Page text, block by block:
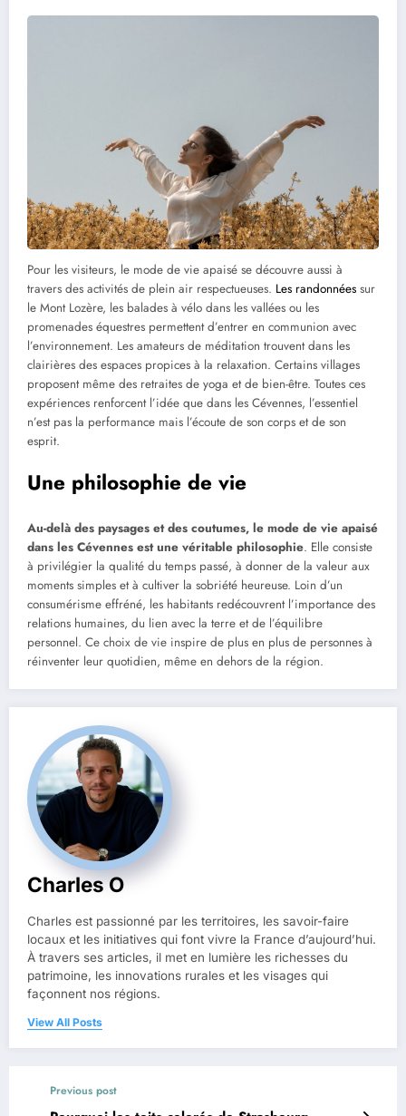
Pour les visiteurs, le mode de vie apaisé se découvre aussi à
travers des activités de plein air respectueuses. Les randonnées sur
le Mont Lozère, les balades à vélo dans les vallées ou les
promenades équestres permettent d’entrer en communion avec
l’environnement. Les amateurs de méditation trouvent dans les
clairières des espaces propices à la relaxation. Certains villages
proposent même des retraites de yoga et de bien-être. Toutes ces
expériences renforcent l’idée que dans les Cévennes, l’essentiel
n’est pas la performance mais l’écoute de son corps et de son
esprit.
Une philosophie de vie
Au-delà des paysages et des coutumes, le mode de vie apaisé
dans les Cévennes est une véritable philosophie. Elle consiste
à privilégier la qualité du temps passé, à donner de la valeur aux
moments simples et à cultiver la sobriété heureuse. Loin d’un
consumérisme effréné, les habitants redécouvrent l’importance des
relations humaines, du lien avec la terre et de l’équilibre
personnel. Ce choix de vie inspire de plus en plus de personnes à
réinventer leur quotidien, même en dehors de la région.
Charles O
Charles est passionné par les territoires, les savoir-faire
locaux et les initiatives qui font vivre la France d’aujourd’hui.
À travers ses articles, il met en lumière les richesses du
patrimoine, les innovations rurales et les visages qui
façonnent nos régions.
View All Posts
Previous post